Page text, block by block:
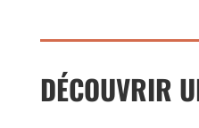
DÉCOUVRIR